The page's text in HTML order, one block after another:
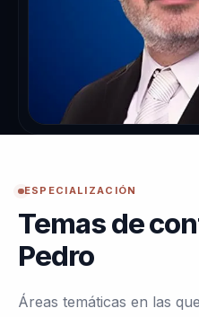
ESPECIALIZACIÓN
Temas de
Pedro
Áreas temáticas en las